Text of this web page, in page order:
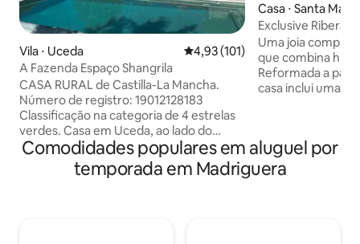
Vila ⋅ Uceda 4,93 de uma avaliação média de
4,93 (101)
A Fazenda Espaço Shangrila
CASA RURAL de Castilla-La Mancha.
Número de registro: 19012128183
Classificação na categoria de 4 estrelas
verdes. Casa em Uceda, ao lado do
campo, a 50 minutos de Madri.
Localizada em uma grande propriedade
com um belo jardim. Original,
Casa ⋅ Santa
dillo
Exclusive Ribera
Netflix e Wifi
Uma joia
que combina
Reformada a
casa inclui uma
todas as
séries e filmes
enquanto
Comodidades populares em aluguel por
temporada em Madriguera